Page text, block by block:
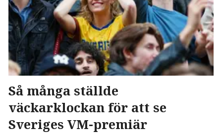
Så många ställde
väckarklockan för att se
Sveriges VM-premiär